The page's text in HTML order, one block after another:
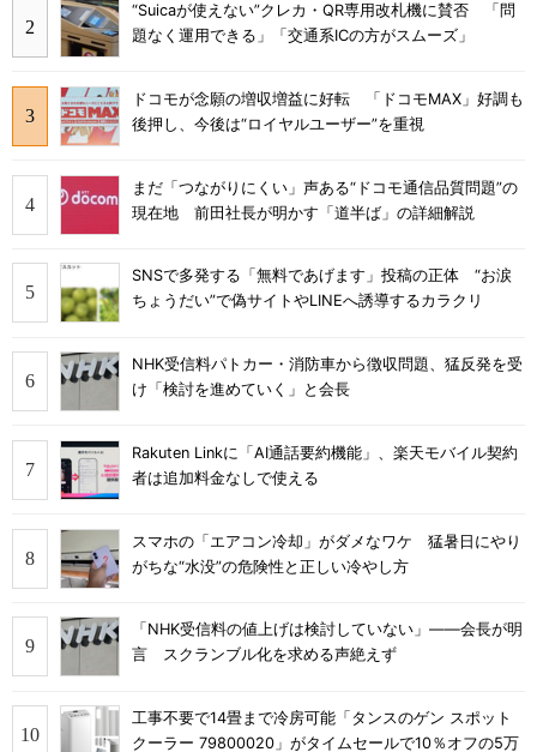
“Suicaが使えない”クレカ・QR専用改札機に賛否 「問
題なく運用できる」「交通系ICの方がスムーズ」
ドコモが念願の増収増益に好転 「ドコモMAX」好調も
後押し、今後は“ロイヤルユーザー”を重視
まだ「つながりにくい」声ある“ドコモ通信品質問題”の
現在地 前田社長が明かす「道半ば」の詳細解説
SNSで多発する「無料であげます」投稿の正体 “お涙
ちょうだい”で偽サイトやLINEへ誘導するカラクリ
NHK受信料パトカー・消防車から徴収問題、猛反発を受
け「検討を進めていく」と会長
Rakuten Linkに「AI通話要約機能」、楽天モバイル契約
者は追加料金なしで使える
スマホの「エアコン冷却」がダメなワケ 猛暑日にやり
がちな“水没”の危険性と正しい冷やし方
「NHK受信料の値上げは検討していない」――会長が明
言 スクランブル化を求める声絶えず
工事不要で14畳まで冷房可能「タンスのゲン スポット
クーラー 79800020」がタイムセールで10％オフの5万